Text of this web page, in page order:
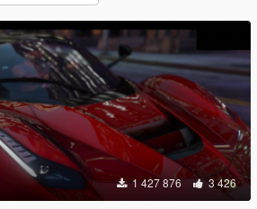
1 427 876 3 426